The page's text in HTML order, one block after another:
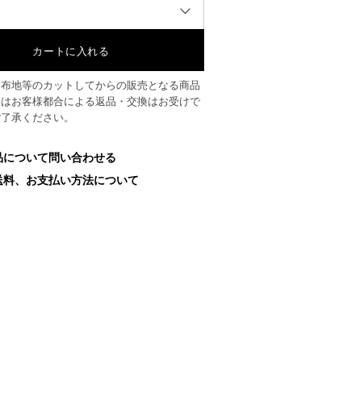
地等のカットしてからの販売となる商品
お客様都合による返品・交換はお受けで
承ください。
について問い合わせる
、お支払い方法について